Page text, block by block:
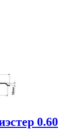
0.60